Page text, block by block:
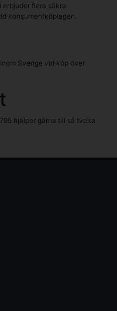
flera säkra
konsumentköplagen.
Sverige vid köp över
hjälper gärna till så tveka